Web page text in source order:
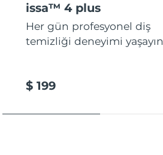
issa™ 4 plus
Her gün profesyonel diş
temizliği deneyimi yaşayın
$ 199